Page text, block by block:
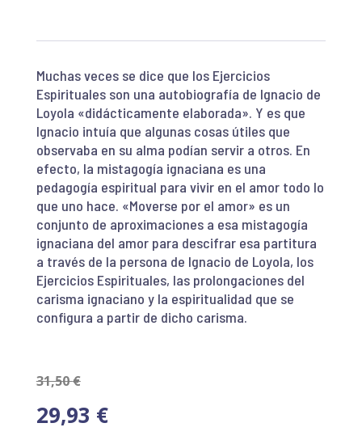
Muchas veces se dice que los Ejercicios
Espirituales son una autobiografía de Ignacio de
Loyola «didácticamente elaborada». Y es que
Ignacio intuía que algunas cosas útiles que
observaba en su alma podían servir a otros. En
efecto, la mistagogía ignaciana es una
pedagogía espiritual para vivir en el amor todo lo
que uno hace. «Moverse por el amor» es un
conjunto de aproximaciones a esa mistagogía
ignaciana del amor para descifrar esa partitura
a través de la persona de Ignacio de Loyola, los
Ejercicios Espirituales, las prolongaciones del
carisma ignaciano y la espiritualidad que se
configura a partir de dicho carisma.
31,50€
29,93 €